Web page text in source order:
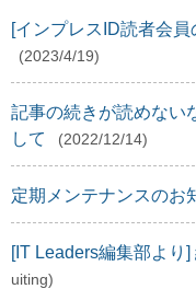
[インプレスID読者会
(2023/4/19)
記事の続きが読めない
して
(2022/12/14)
定期メンテナンスのお
[IT Leaders編集部より
uiting)